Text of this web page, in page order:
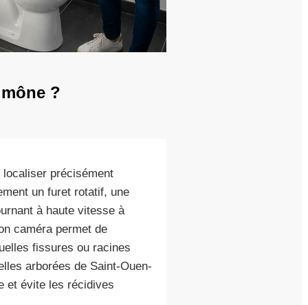
?
précisément
un furet rotatif, une
à haute vitesse à
caméra permet de
fissures ou racines
arborées de Saint-Ouen-
et évite les récidives